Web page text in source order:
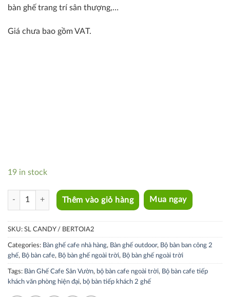
bàn ghế trang trí sân thượng,…
Giá chưa bao gồm VAT.
19 in stock
SL CANDY / BERTOIA2 quantity
Thêm vào giỏ hàng Mua ngay
SKU: SL CANDY / BERTOIA2
Categories: Bàn ghế cafe nhà hàng, Bàn ghế outdoor, Bộ bàn ban công 2
ghế, Bộ bàn cafe, Bộ bàn ghế ngoài trời, Bộ bàn ghế ngoài trời
Tags: Bàn Ghế Cafe Sân Vườn, bộ bàn cafe ngoài trời, Bộ bàn cafe tiếp
khách văn phòng hiện đại, bộ bàn tiếp khách 2 ghế